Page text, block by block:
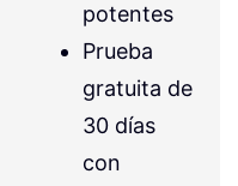
potentes
Prueba
gratuita de
30 días
con